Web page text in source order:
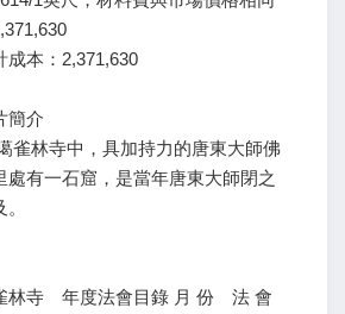
成本：2,371,630
簡介
雀林寺中，具加持力的唐東大師佛
處有一石窟，是當年唐東大師閉之
林寺 年度法會目錄 月 份 法 會